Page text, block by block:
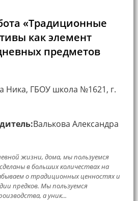
«Традиционные
как элемент
предметов
Ника, ГБОУ школа №1621, г.
Валькова Александра
жизни, дома, мы пользуемся
в больших количествах на
о традиционных ценностях и
предков. Мы пользуемся
а уник...